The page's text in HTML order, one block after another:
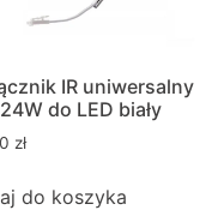
IR uniwersalny
do LED biały
zł
do koszyka